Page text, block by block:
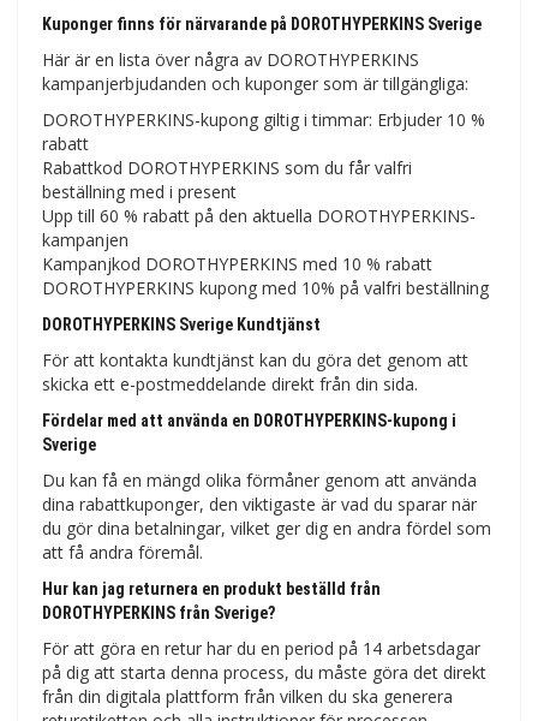
Kuponger finns för närvarande på DOROTHYPERKINS Sverige
Här är en lista över några av DOROTHYPERKINS
kampanjerbjudanden och kuponger som är tillgängliga:
DOROTHYPERKINS-kupong giltig i timmar: Erbjuder 10 %
rabatt
Rabattkod DOROTHYPERKINS som du får valfri
beställning med i present
Upp till 60 % rabatt på den aktuella DOROTHYPERKINS-
kampanjen
Kampanjkod DOROTHYPERKINS med 10 % rabatt
DOROTHYPERKINS kupong med 10% på valfri beställning
DOROTHYPERKINS Sverige Kundtjänst
För att kontakta kundtjänst kan du göra det genom att
skicka ett e-postmeddelande direkt från din sida.
Fördelar med att använda en DOROTHYPERKINS-kupong i
Sverige
Du kan få en mängd olika förmåner genom att använda
dina rabattkuponger, den viktigaste är vad du sparar när
du gör dina betalningar, vilket ger dig en andra fördel som
att få andra föremål.
Hur kan jag returnera en produkt beställd från
DOROTHYPERKINS från Sverige?
För att göra en retur har du en period på 14 arbetsdagar
på dig att starta denna process, du måste göra det direkt
från din digitala plattform från vilken du ska generera